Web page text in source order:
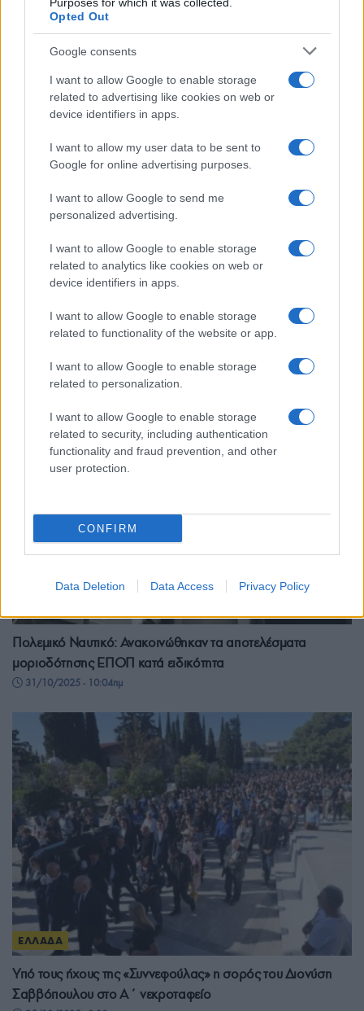
Opted Out
Google consents
I want to allow Google to enable storage
related to advertising like cookies on web or
device identifiers in apps.
I want to allow my user data to be sent to
Google for online advertising purposes.
I want to allow Google to send me
personalized advertising.
I want to allow Google to enable storage
related to analytics like cookies on web or
device identifiers in apps.
I want to allow Google to enable storage
related to functionality of the website or app.
I want to allow Google to enable storage
related to personalization.
I want to allow Google to enable storage
related to security, including authentication
functionality and fraud prevention, and other
user protection.
CONFIRM
Data Deletion Data Access Privacy Policy
18/12/2025 - 4:51μμ
ΣΑΝ ΣΗΜΕΡΑ...ΣΤΟΝ ΠΟΝΤΟ ΚΑΙ ΑΛΛΟΥ
Σαν σήμερα, το 1912: Η άφιξη που σημάδεψε την ιστορία
του Ελληνικού Ναυτικού
Πολεμικό Ναυτικό: Ανακοινώθηκαν τα αποτελέσματα
μοριοδότησης ΕΠΟΠ κατά ειδικότητα
31/10/2025 - 10:04πμ
ΕΛΛΑΔΑ
Υπό τους ήχους της «Συννεφούλας» η σορός του Διονύση
Σαββόπουλου στο Α΄ νεκροταφείο